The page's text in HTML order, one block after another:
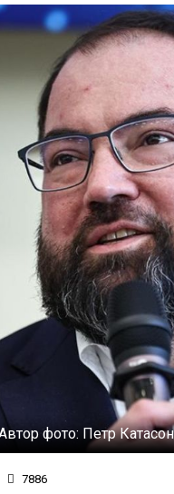
фото: Петр
7886